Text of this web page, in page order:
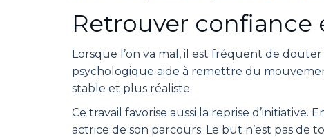
Retrouver confiance
Lorsque l’on va mal, il est fréquent de
psychologique aide à remettre du
stable et plus réaliste.
Ce travail favorise aussi la reprise
actrice de son parcours. Le but n’est pas